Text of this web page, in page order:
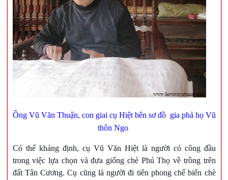
Ông Vũ Văn Thuận, con giai cụ Hiệt bên sơ đồ gia phả họ Vũ
thôn Ngo
Có thể khảng định, cụ Vũ Văn Hiệt là người có công đầu
trong việc lựa chọn và đưa giống chè Phú Thọ về trồng trên
đất Tân Cương. Cụ cũng là người đi tiên phong chế biến chè